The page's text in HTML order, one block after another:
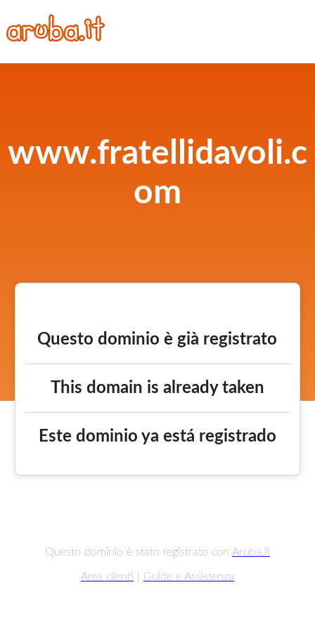
www.fratellidavoli.c
om
Questo dominio è già registrato
This domain is already taken
Este dominio ya está registrado
Questo dominio è stato registrato con Aruba.it
Area clienti Guide e Assistenza